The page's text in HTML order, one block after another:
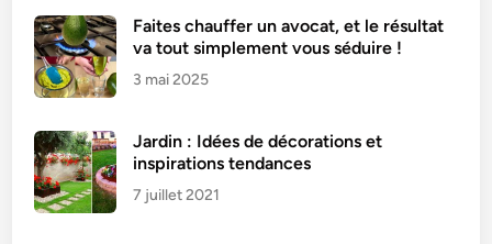
i
a
n
e
H
a
Faites chauffer un avocat, et le résultat
va tout simplement vous séduire !
3 mai 2025
Jardin : Idées de décorations et
inspirations tendances
7 juillet 2021